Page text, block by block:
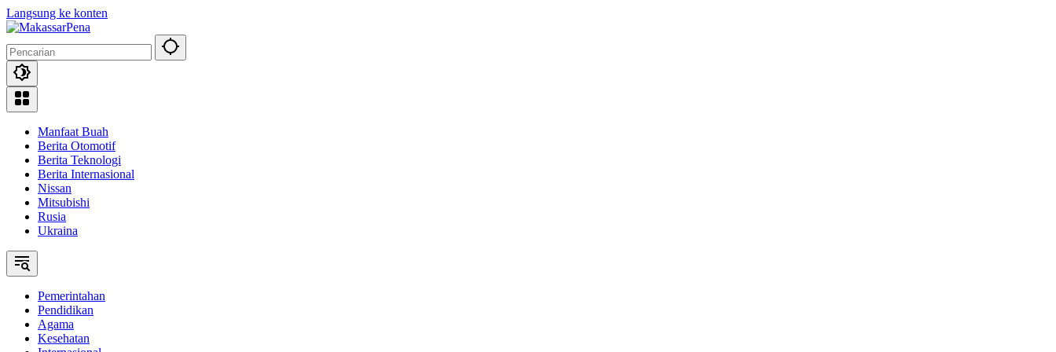
Langsung ke konten
Manfaat Buah
Berita Otomotif
Berita Teknologi
Berita Internasional
Nissan
Mitsubishi
Rusia
Ukraina
Pemerintahan
Pendidikan
Agama
Kesehatan